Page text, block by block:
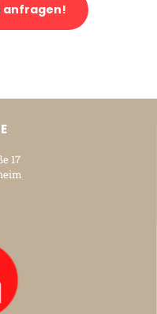
anfragen!
17